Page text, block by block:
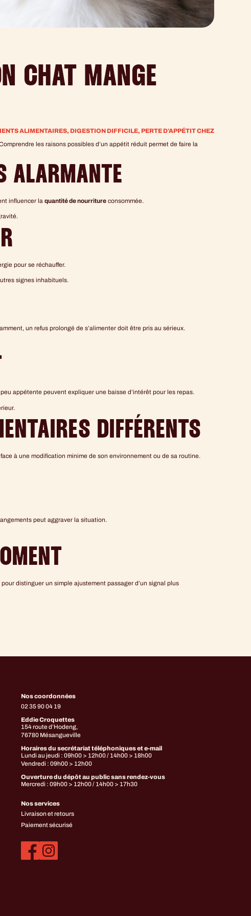
CHAT MANGE
ALIMENTAIRES, DIGESTION DIFFICILE, PERTE D’APPÉTIT CHEZ
les raisons possibles d’un appétit réduit permet de faire la
ALARMANTE
influencer la quantité de nourriture consommée.
pour se réchauffer.
signes inhabituels.
un refus prolongé de s’alimenter doit être pris au sérieux.
appétente peuvent expliquer une baisse d’intérêt pour les repas.
DIFFÉRENTS
à une modification minime de son environnement ou de sa routine.
peut aggraver la situation.
distinguer un simple ajustement passager d’un signal plus
Nos coordonnées
02 35 90 04 19
Eddie Croquettes
154 route d’Hodeng,
76780 Mésangueville
Horaires du secrétariat téléphoniques et e-mail
Lundi au jeudi : 09h00 > 12h00 / 14h00 > 18h00
Vendredi : 09h00 > 12h00
Ouverture du dépôt au public sans rendez-vous
Mercredi : 09h00 > 12h00 / 14h00 > 17h30
Nos services
Livraison et retours
Paiement sécurisé